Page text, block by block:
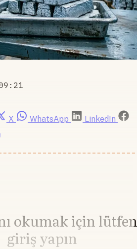
X WhatsApp
LinkedIn
okumak için lütfen
giriş yapın